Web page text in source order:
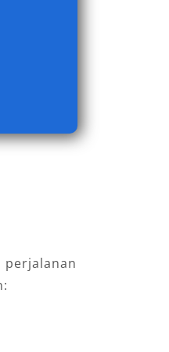
perjalanan